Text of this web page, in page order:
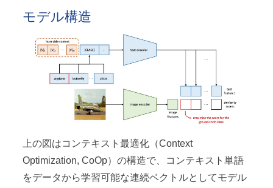
モデル構造
上の図はコンテキスト最適化（Context
Optimization, CoOp）の構造で、コンテキスト単語
をデータから学習可能な連続ベクトルとしてモデル